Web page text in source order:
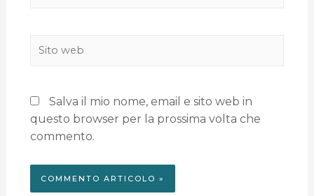
Salva il mio nome, email e sito web in
questo browser per la prossima volta che
commento.